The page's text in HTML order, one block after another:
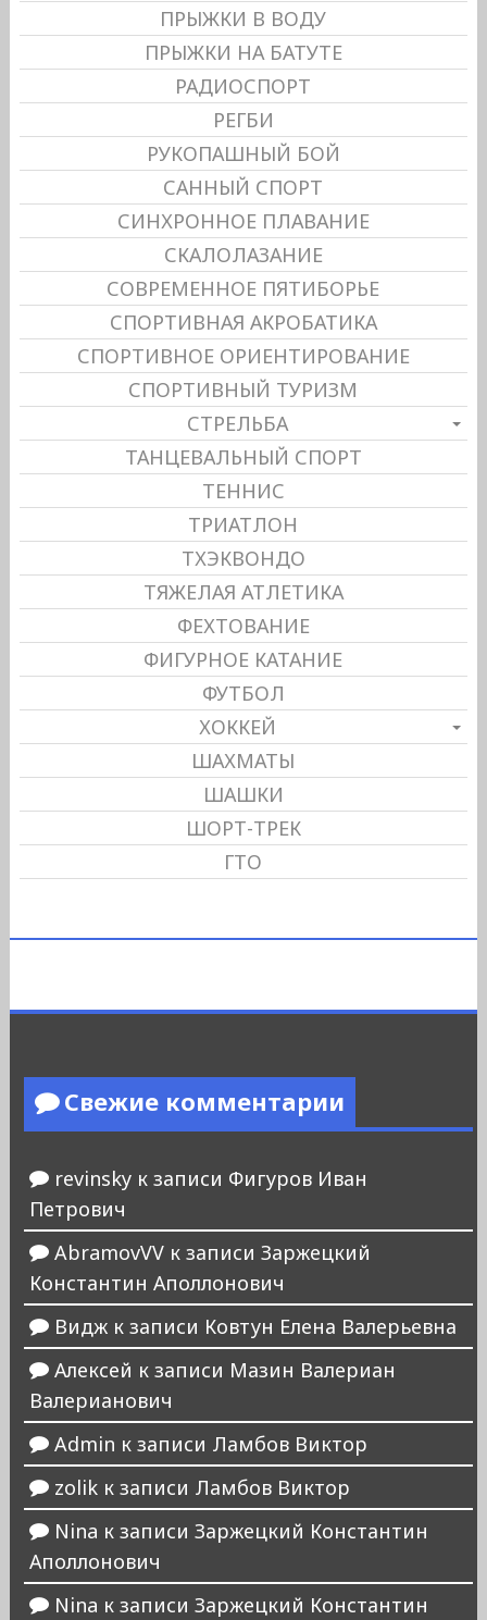
ПРЫЖКИ В ВОДУ
ПРЫЖКИ НА БАТУТЕ
РАДИОСПОРТ
РЕГБИ
РУКОПАШНЫЙ БОЙ
САННЫЙ СПОРТ
СИНХРОННОЕ ПЛАВАНИЕ
СКАЛОЛАЗАНИЕ
СОВРЕМЕННОЕ ПЯТИБОРЬЕ
СПОРТИВНАЯ АКРОБАТИКА
СПОРТИВНОЕ ОРИЕНТИРОВАНИЕ
СПОРТИВНЫЙ ТУРИЗМ
СТРЕЛЬБА
ТАНЦЕВАЛЬНЫЙ СПОРТ
ТЕННИС
ТРИАТЛОН
ТХЭКВОНДО
ТЯЖЕЛАЯ АТЛЕТИКА
ФЕХТОВАНИЕ
ФИГУРНОЕ КАТАНИЕ
ФУТБОЛ
ХОККЕЙ
ШАХМАТЫ
ШАШКИ
ШОРТ-ТРЕК
ГТО
Свежие комментарии
revinskyк записи Фигуров Иван
Петрович
AbramovVVк записи Заржецкий
Константин Аполлонович
Виджк записи Ковтун Елена Валерьевна
Алексей к записи Мазин Валериан
Валерианович
Admin к записи Ламбов Виктор
zolikк записи Ламбов Виктор
Nina к записи Заржецкий Константин
Аполлонович
Nina к записи Заржецкий Константин